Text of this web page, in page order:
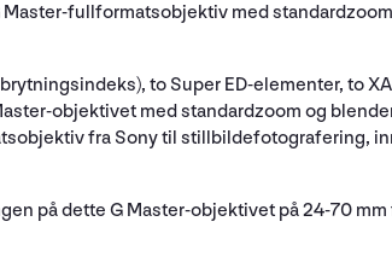
Master-fullformatsobjektiv med standardzoom
to Super ED-elementer,
objektivet med standardzoom og
fra Sony til stillbildefotografering,
på dette G Master-objektivet på 24-70